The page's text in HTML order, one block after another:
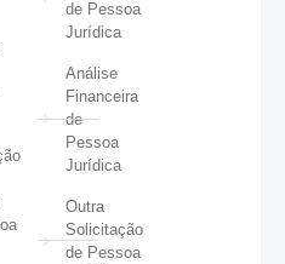
de Pessoa
Jurídica
Análise
Financeira
de
Pessoa
Jurídica
Outra
Solicitação
de Pessoa